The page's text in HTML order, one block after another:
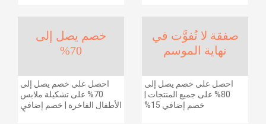
الطلبات التي تزيد قيمتها عن
1425 ريالًا سعوديًا | شحن مجخصم يصل إلى
70%
احصل على خصم يصل إلى
70% على تشكيلة ملابس
الأطفال الفاخرة | خصم إضافي
صفقة لا تُفوَّت في
نهاية الموسم
احصل على خصم يصل إلى
80% على جميع المنتجات |
خصم إضافي 15%